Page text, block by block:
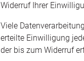
Widerruf Ihrer
Viele
erteilte Einwilligung
der bis zum Widerruf